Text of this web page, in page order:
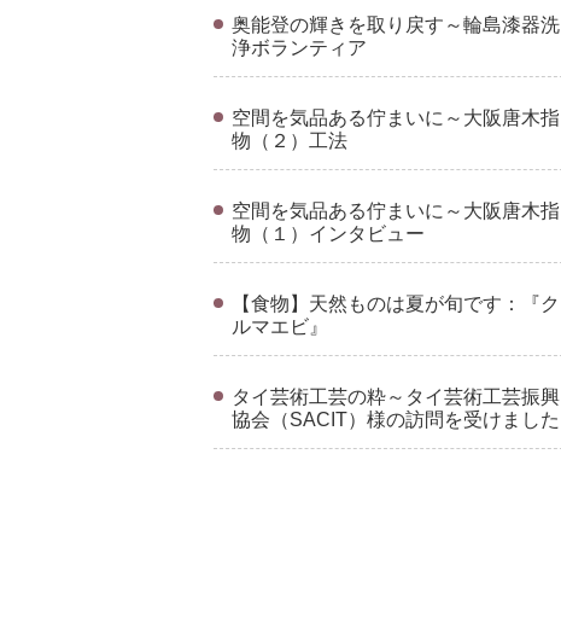
奥能登の輝きを取り戻す～輪島漆器洗
浄ボランティア
空間を気品ある佇まいに～大阪唐木指
物（２）工法
空間を気品ある佇まいに～大阪唐木指
物（１）インタビュー
【食物】天然ものは夏が旬です：『ク
ルマエビ』
タイ芸術工芸の粋～タイ芸術工芸振興
協会（SACIT）様の訪問を受けました